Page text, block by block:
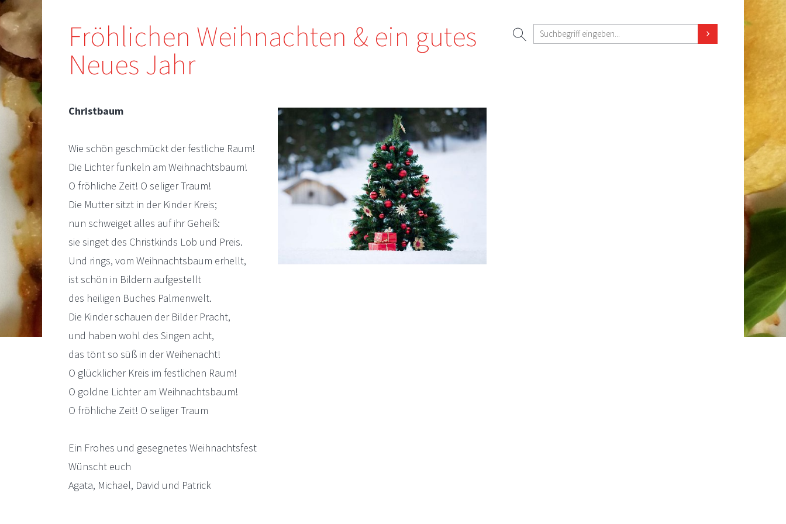
Fröhlichen Weihnachten & ein gutes
Neues Jahr
Christbaum
Wie schön geschmückt der festliche Raum!
Die Lichter funkeln am Weihnachtsbaum!
O fröhliche Zeit! O seliger Traum!
Die Mutter sitzt in der Kinder Kreis;
nun schweiget alles auf ihr Geheiß:
sie singet des Christkinds Lob und Preis.
Und rings, vom Weihnachtsbaum erhellt,
ist schön in Bildern aufgestellt
des heiligen Buches Palmenwelt.
Die Kinder schauen der Bilder Pracht,
und haben wohl des Singen acht,
das tönt so süß in der Weihenacht!
O glücklicher Kreis im festlichen Raum!
O goldne Lichter am Weihnachtsbaum!
O fröhliche Zeit! O seliger Traum
Ein Frohes und gesegnetes Weihnachtsfest
Wünscht euch
Agata, Michael, David und Patrick